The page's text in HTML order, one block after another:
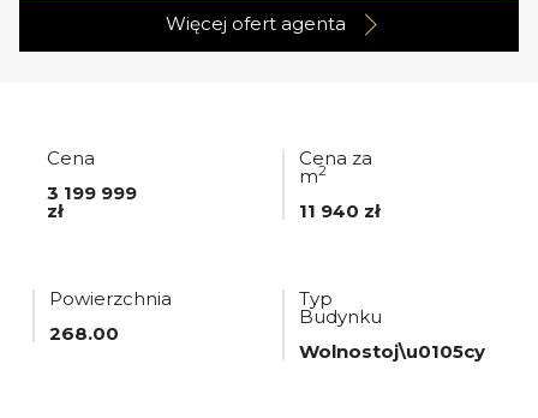
Więcej ofert agenta
Cena
3 199 999
zł
Cena za
m2
11 940 zł
Powierzchnia
268.00
Typ
Budynku
Wolnostoj\u0105cy